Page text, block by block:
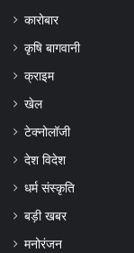
कारोबार
कृषि बागवानी
क्राइम
खेल
टेक्नोलॉजी
देश विदेश
धर्म संस्कृति
बड़ी खबर
मनोरंजन